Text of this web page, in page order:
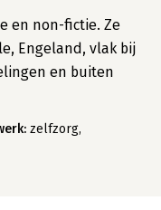
en non-fictie. Ze
Engeland, vlak bij
en buiten
zelfzorg,